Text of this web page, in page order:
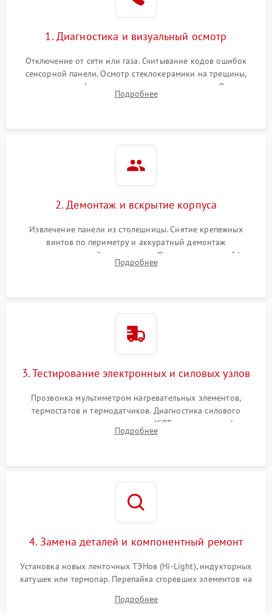
1. Диагностика и визуальный осмотр
Отключение от сети или газа. Считывание кодов ошибок
сенсорной панели. Осмотр стеклокерамики на трещины,
проверка конфорок на равномерность нагрева. Опрос
клиента о симптомах (не включается, не видит посуду,
Подробнее
2. Демонтаж и вскрытие корпуса
Извлечение панели из столешницы. Снятие крепежных
винтов по периметру и аккуратный демонтаж
стеклокерамической поверхности. Отсоединение шлейфов
сенсорного блока для доступа к силовым платам, катушкам
Подробнее
3. Тестирование электронных и силовых узлов
Прозвонка мультиметром нагревательных элементов,
термостатов и термодатчиков. Диагностика силового
модуля, реле, диодных мостов и IGBT-транзисторов (для
индукции). Проверка кранов и газ-контроля (для газовых
Подробнее
4. Замена деталей и компонентный ремонт
Установка новых ленточных ТЭНов (Hi-Light), индукторных
катушек или термопар. Перепайка сгоревших элементов на
дорожек. Очистка контактов и замена поврежденной
Подробнее